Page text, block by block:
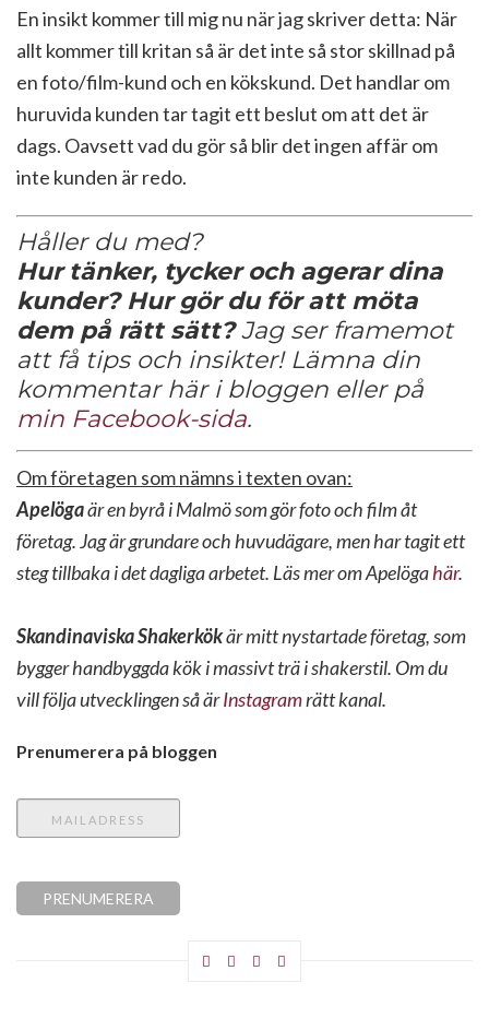
En insikt kommer till mig nu när jag skriver detta: När
allt kommer till kritan så är det inte så stor skillnad på
en foto/film-kund och en kökskund. Det handlar om
huruvida kunden tar tagit ett beslut om att det är
dags. Oavsett vad du gör så blir det ingen affär om
inte kunden är redo.
Håller du med?
Hur tänker, tycker och agerar dina
kunder? Hur gör du för att möta
dem på rätt sätt?Jag ser framemot
att få tips och insikter! Lämna din
kommentar här i bloggen eller på
min Facebook-sida.
Om företagen som nämns i texten ovan:
Apelögaär en byrå i Malmö som gör foto och film åt
företag. Jag är grundare och huvudägare, men har tagit ett
steg tillbaka i det dagliga arbetet. Läs mer om Apelögahär.
Skandinaviska Shakerkökär mitt nystartade företag, som
bygger handbyggda kök i massivt trä i shakerstil. Om du
vill följa utvecklingen så ärInstagramrätt kanal.
Prenumerera på bloggen